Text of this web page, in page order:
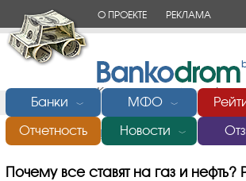
О ПРОЕКТЕ РЕКЛАМА
Банки ﹀ МФО ﹀
Отчетность Новости ﹀
Главная/Банки России/Финам Видео/
Почему все ставят на газ и